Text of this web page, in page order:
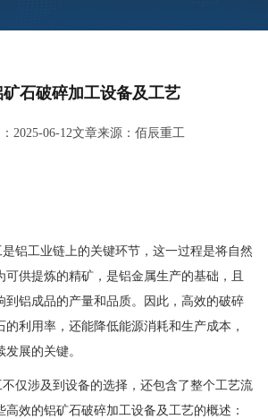
石破碎加工设备及工艺
2025-06-12文章来源：佰辰重工
铝工业链上的关键环节，这一过程是将自然
可供提炼的精矿，是铝金属生产的基础，且
到铝成品的产量和品质。因此，高效的破碎
的利用率，还能降低能源消耗和生产成本，
展的关键。
仅涉及到设备的选择，还包含了整个工艺流
效的铝矿石破碎加工设备及工艺的概述：